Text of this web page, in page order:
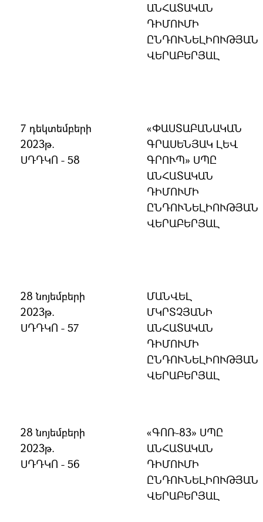
ԱՆՀԱՏԱԿԱՆ
ԴԻՄՈՒՄԻ
ԸՆԴՈՒՆԵԼԻՈՒԹՅԱՆ
ՎԵՐԱԲԵՐՅԱԼ
7 դեկտեմբերի
2023թ.
ՍԴԴԿՈ - 58
«ՓԱՍՏԱԲԱՆԱԿԱՆ
ԳՐԱՍԵՆՅԱԿ ԼԵՎ
ԳՐՈՒՊ» ՍՊԸ
ԱՆՀԱՏԱԿԱՆ
ԴԻՄՈՒՄԻ
ԸՆԴՈՒՆԵԼԻՈՒԹՅԱՆ
ՎԵՐԱԲԵՐՅԱԼ
28 նոյեմբերի
2023թ.
ՍԴԴԿՈ - 57
ՄԱՆՎԵԼ
ՄԿՐՏՉՅԱՆԻ
ԱՆՀԱՏԱԿԱՆ
ԴԻՄՈՒՄԻ
ԸՆԴՈՒՆԵԼԻՈՒԹՅԱՆ
ՎԵՐԱԲԵՐՅԱԼ
28 նոյեմբերի
2023թ.
ՍԴԴԿՈ - 56
«ԳՈՌ-83» ՍՊԸ
ԱՆՀԱՏԱԿԱՆ
ԴԻՄՈՒՄԻ
ԸՆԴՈՒՆԵԼԻՈՒԹՅԱՆ
ՎԵՐԱԲԵՐՅԱԼ